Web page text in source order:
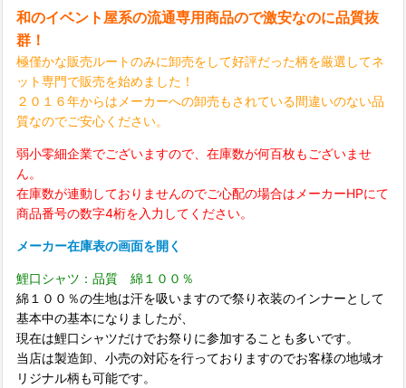
和のイベント屋系の流通専用商品ので激安なのに品質抜
群！
極僅かな販売ルートのみに卸売をして好評だった柄を厳選してネ
ット専門で販売を始めました！
２０１６年からはメーカーへの卸売もされている間違いのない品
質なのでご安心ください。
弱小零細企業でございますので、在庫数が何百枚もございませ
ん。
在庫数が連動しておりませんのでご心配の場合はメーカーHPにて
商品番号の数字4桁を入力してください。
メーカー在庫表の画面を開く
鯉口シャツ：品質 綿１００％
綿１００％の生地は汗を吸いますので祭り衣装のインナーとして
基本中の基本になりましたが、
現在は鯉口シャツだけでお祭りに参加することも多いです。
当店は製造卸、小売の対応を行っておりますのでお客様の地域オ
リジナル柄も可能です。